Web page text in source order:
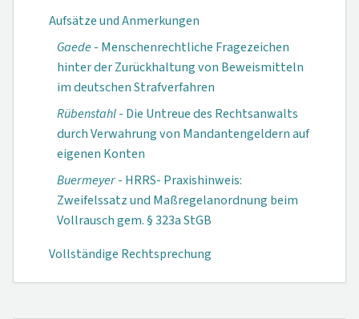
Aufsätze und Anmerkungen
Gaede- Menschen­rechtliche Frage­zeichen
hinter der Zurückhaltung von Beweismitteln
im deutschen Straf­verfahren
Rübenstahl- Die Untreue des Rechts­anwalts
durch Ver­wahrung von Man­dantengeldern auf
eigenen Konten
Buermeyer- HRRS- Praxishinweis:
Zweifelssatz und Maßregelan­ordnung beim
Voll­rausch gem. § 323a StGB
Vollständige Rechtsprechung